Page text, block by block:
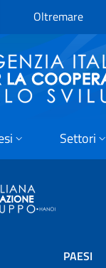
Oltremare
Settori
PAESI